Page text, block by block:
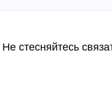
стесняйтесь